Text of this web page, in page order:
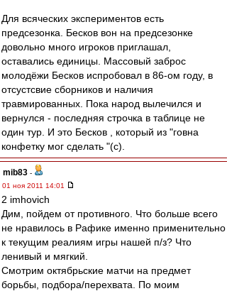
Для всяческих экспериментов есть
предсезонка. Бесков вон на предсезонке
довольно много игроков приглашал,
оставались единицы. Массовый заброс
молодёжи Бесков испробовал в 86-ом году, в
отсустсвие сборников и наличия
травмированных. Пока народ вылечился и
вернулся - последняя строчка в таблице не
один тур. И это Бесков , который из "говна
конфетку мог сделать "(с).
mib83 -
01 ноя 2011 14:01
2 imhovich
Дим, пойдем от противного. Что больше всего
не нравилось в Рафике именно применительно
к текущим реалиям игры нашей п/з? Что
ленивый и мягкий.
Смотрим октябрьские матчи на предмет
борьбы, подбора/перехвата. По моим